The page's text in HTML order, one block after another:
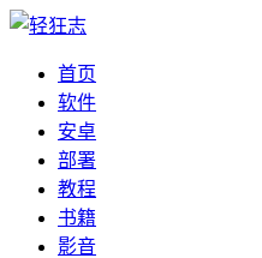
首页
软件
安卓
部署
教程
书籍
影音